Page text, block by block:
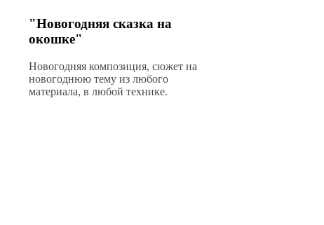
"Новогодняя сказка на
окошке"
Новогодняя композиция, сюжет на
новогоднюю тему из любого
материала, в любой технике.